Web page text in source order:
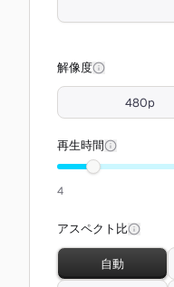
解像度
480p
再生時間
4
アスペクト比
自動